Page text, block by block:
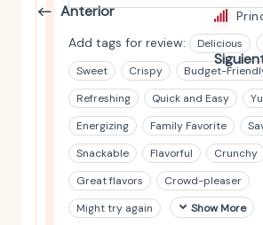
Anterior
Add tags for review: Delicious
Sweet
Crispy
Budget-
Refreshing
Quick and Easy
Energizing
Family Favorite
Snackable
Flavorful
Crunchy
Great flavors
Crowd-pleaser
Might try again
Show More